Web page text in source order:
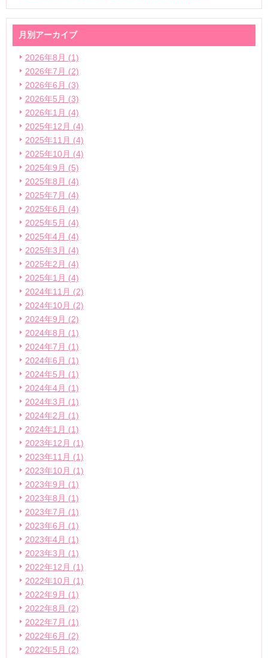
月別アーカイブ
2026年8月 (1)
2026年7月 (2)
2026年6月 (3)
2026年5月 (3)
2026年1月 (4)
2025年12月 (4)
2025年11月 (4)
2025年10月 (4)
2025年9月 (5)
2025年8月 (4)
2025年7月 (4)
2025年6月 (4)
2025年5月 (4)
2025年4月 (4)
2025年3月 (4)
2025年2月 (4)
2025年1月 (4)
2024年11月 (2)
2024年10月 (2)
2024年9月 (2)
2024年8月 (1)
2024年7月 (1)
2024年6月 (1)
2024年5月 (1)
2024年4月 (1)
2024年3月 (1)
2024年2月 (1)
2024年1月 (1)
2023年12月 (1)
2023年11月 (1)
2023年10月 (1)
2023年9月 (1)
2023年8月 (1)
2023年7月 (1)
2023年6月 (1)
2023年4月 (1)
2023年3月 (1)
2022年12月 (1)
2022年10月 (1)
2022年9月 (1)
2022年8月 (2)
2022年7月 (1)
2022年6月 (2)
2022年5月 (2)